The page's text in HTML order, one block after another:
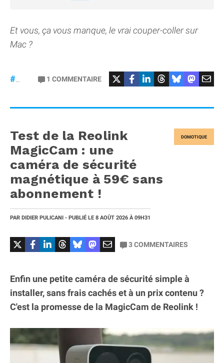
Et vous, ça vous manque, le vrai couper-coller sur
Mac ?
#macOS 1 COMMENTAIRE
DOMOTIQUE
Test de la Reolink
MagicCam : une
caméra de sécurité
magnétique à 59€ sans
abonnement !
PAR DIDIER PULICANI - PUBLIÉ LE 8 AOÛT 2026 À 09H31
3COMMENTAIRES
Enfin une petite caméra de sécurité simple à
installer, sans frais cachés et à un prix contenu ?
C'est la promesse de la MagicCam de Reolink !